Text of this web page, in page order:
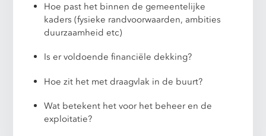
Hoe past het binnen de gemeentelijke
kaders (fysieke randvoorwaarden, ambities
duurzaamheid etc)
Is er voldoende financiële dekking?
Hoe zit het met draagvlak in de buurt?
Wat betekent het voor het beheer en de
exploitatie?